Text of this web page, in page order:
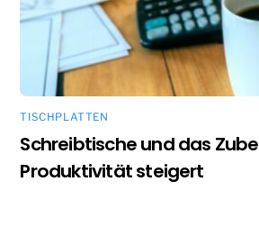
TISCHPLATTEN
Schreibtische und das
Produktivität steigert